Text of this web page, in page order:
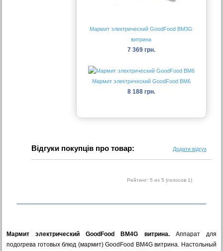
Мармит электрический GoodFood BM3G
витрина
7 369 грн.
Мармит электрический GoodFood BM6
8 188 грн.
Відгуки покупців про товар: Додати відгук
Рейтинг: 5 из 5 (голосов 1)
Мармит электрический GoodFood BM4G витрина.Аппарат для
подогрева готовых блюд (мармит) GoodFood BM4G витрина. Настольный